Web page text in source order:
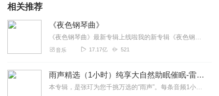
相关推荐
《夜色钢琴曲》
《夜色钢琴曲》最新专辑上线啦我的新专辑《夜色钢琴曲最新专辑》（点击跳转）已经上线，新专辑是《夜色钢琴曲》的升级版，我精选了诸多经典原创作品与大家分享，愿未来...
音乐 17.17亿 521
雨声精选（1小时）纯享大自然助眠催眠-雷雨声，下雨
本专辑，是张玎为您千挑万选的“雨声”。每条音频1小时，中间没有打扰。有轻柔细雨、淅淅沥沥；雨滴入水，滴答作响；隐隐雷声，隆隆为伴；流水潺潺，映入耳畔。这里没有音...